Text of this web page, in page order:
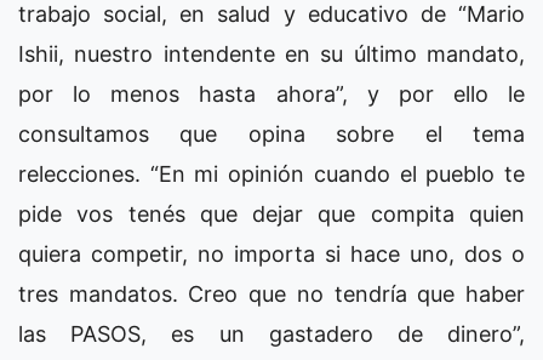
trabajo social, en salud y educativo de “Mario
Ishii, nuestro intendente en su último mandato,
por lo menos hasta ahora”, y por ello le
consultamos que opina sobre el tema
relecciones. “En mi opinión cuando el pueblo te
pide vos tenés que dejar que compita quien
quiera competir, no importa si hace uno, dos o
tres mandatos. Creo que no tendría que haber
las PASOS, es un gastadero de dinero”,